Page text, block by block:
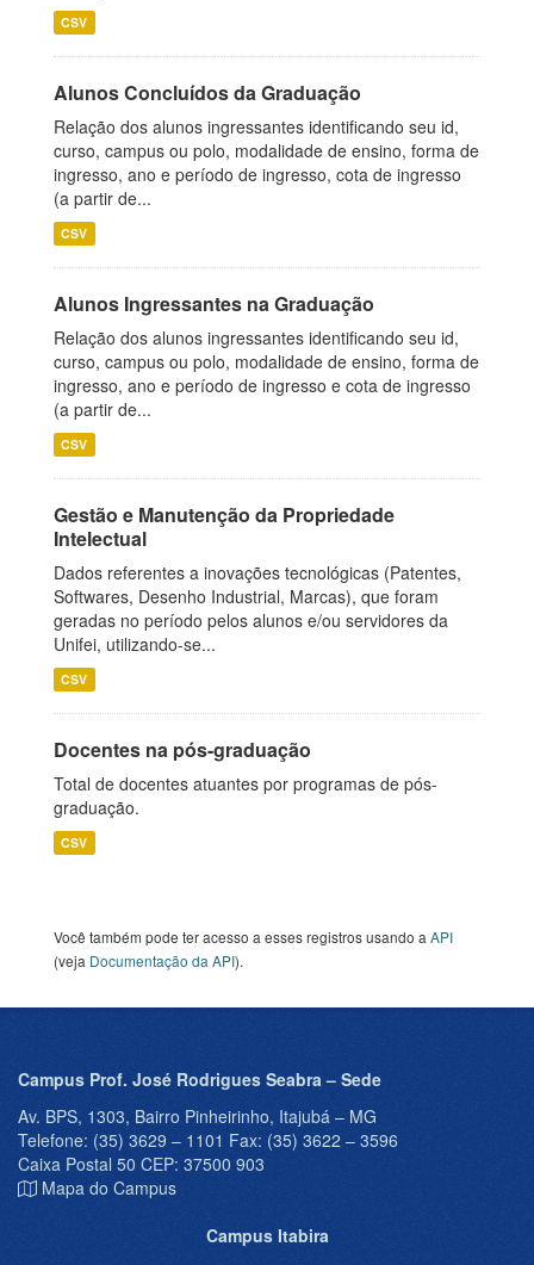
CSV
Alunos Concluídos da Graduação
Relação dos alunos ingressantes identificando seu id,
curso, campus ou polo, modalidade de ensino, forma de
ingresso, ano e período de ingresso, cota de ingresso
(a partir de...
CSV
Alunos Ingressantes na Graduação
Relação dos alunos ingressantes identificando seu id,
curso, campus ou polo, modalidade de ensino, forma de
ingresso, ano e período de ingresso e cota de ingresso
(a partir de...
CSV
Gestão e Manutenção da Propriedade
Intelectual
Dados referentes a inovações tecnológicas (Patentes,
Softwares, Desenho Industrial, Marcas), que foram
geradas no período pelos alunos e/ou servidores da
Unifei, utilizando-se...
CSV
Docentes na pós-graduação
Total de docentes atuantes por programas de pós-
graduação.
CSV
Você também pode ter acesso a esses registros usando a API
(veja Documentação da API).
Campus Prof. José Rodrigues Seabra – Sede
Av. BPS, 1303, Bairro Pinheirinho, Itajubá – MG
Telefone: (35) 3629 – 1101 Fax: (35) 3622 – 3596
Caixa Postal 50 CEP: 37500 903
Mapa do Campus
Campus Itabira